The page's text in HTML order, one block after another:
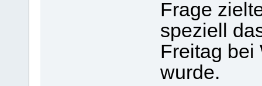
Frage
speziell
Freitag bei
wurde.